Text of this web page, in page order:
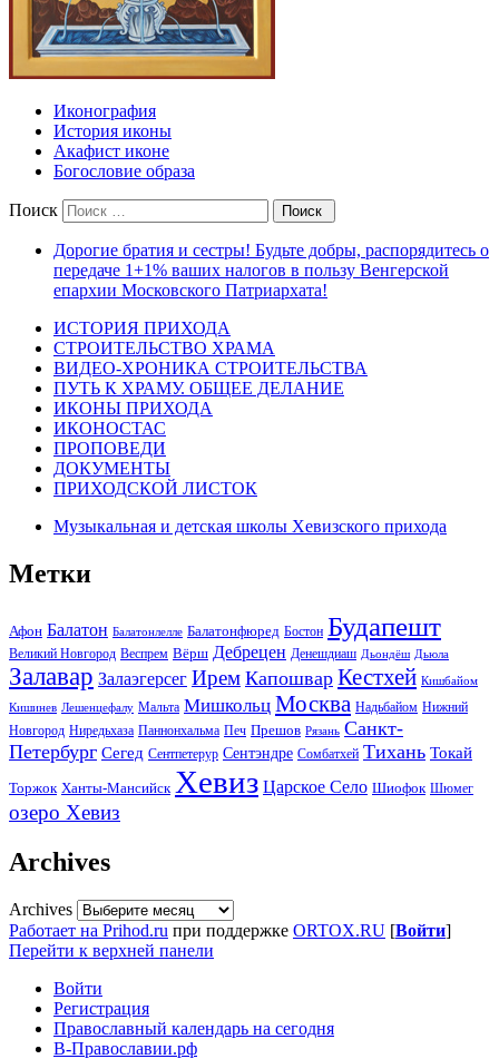
Иконография
История иконы
Акафист иконе
Богословие образа
Поиск
Дорогие братия и сестры! Будьте добры, распорядитесь о
передаче 1+1% ваших налогов в пользу Венгерской
епархии Московского Патриархата!
ИСТОРИЯ ПРИХОДА
СТРОИТЕЛЬСТВО ХРАМА
ВИДЕО-ХРОНИКА СТРОИТЕЛЬСТВА
ПУТЬ К ХРАМУ. ОБЩЕЕ ДЕЛАНИЕ
ИКОНЫ ПРИХОДА
ИКОНОСТАС
ПРОПОВЕДИ
ДОКУМЕНТЫ
ПРИХОДСКОЙ ЛИСТОК
Музыкальная и детская школы Хевизского прихода
Метки
Афон Балатон Балатонлелле Балатонфюред Бостон Будапешт
Великий Новгород Веспрем Вёрш Дебрецен Денешдиаш Дьондёш Дьюла
Залавар Залаэгерсег Ирем Капошвар Кестхей Кишбайом
Кишинев Лешенцефалу Мальта Мишкольц Москва Надьбайом Нижний
Новгород Ниредьхаза Паннонхальма Печ Прешов Рязань Санкт-
Петербург Сегед Сентпетерур Сентэндре Сомбатхей Тихань Токай
Торжок Ханты-Мансийск Хевиз Царское Село Шиофок Шюмег
озеро Хевиз
Archives
Archives
Работает на Prihod.ru при поддержке ORTOX.RU [Войти]
Перейти к верхней панели
Войти
Регистрация
Православный календарь на сегодня
В-Православии.рф